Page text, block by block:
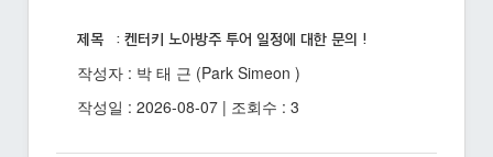
제목 : 켄터키 노아방주 투어 일정에 대한 문의 !
작성자 : 박 태 근 (Park Simeon )
작성일 : 2026-08-07 | 조회수 : 3